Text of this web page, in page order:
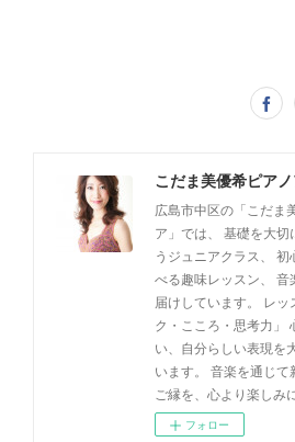
広島市中区の「こだま
ア」では、 基礎を大
うジュニアクラス、
べる趣味レッスン、
届けしています。 レッ
ク・こころ・思考力」
い、自分らしい表現を
います。 音楽を通じ
ご縁を、心より楽しみ
フォロー